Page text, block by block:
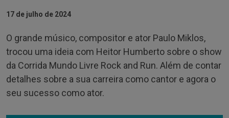
17 de julho de 2024
O grande músico, compositor e ator Paulo Miklos,
trocou uma ideia com Heitor Humberto sobre o show
da Corrida Mundo Livre Rock and Run. Além de contar
detalhes sobre a sua carreira como cantor e agora o
seu sucesso como ator.